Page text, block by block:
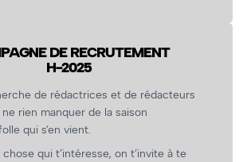
DE RECRUTEMENT
H-2025
de rédactrices et de rédacteurs
rien manquer de la saison
qui s’en vient.
chose qui t’intéresse, on t’invite à te